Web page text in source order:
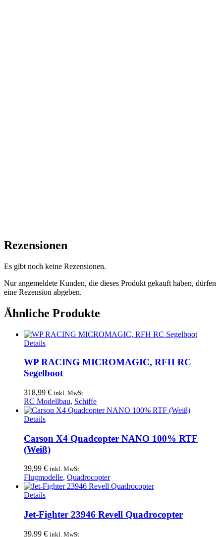
Rezensionen
Es gibt noch keine Rezensionen.
Nur angemeldete Kunden, die dieses Produkt gekauft haben, dürfen
eine Rezension abgeben.
Ähnliche Produkte
Details
WP RACING MICROMAGIC, RFH RC
Segelboot
318,99 € inkl. MwSt
RC Modellbau, Schiffe
Details
Carson X4 Quadcopter NANO 100% RTF
(Weiß)
39,99 € inkl. MwSt
Flugmodelle, Quadrocopter
Details
Jet-Fighter 23946 Revell Quadrocopter
39,99 € inkl. MwSt